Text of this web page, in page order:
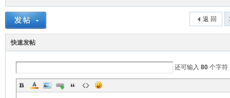
返 回
快速发帖
还可输入 80 个字符